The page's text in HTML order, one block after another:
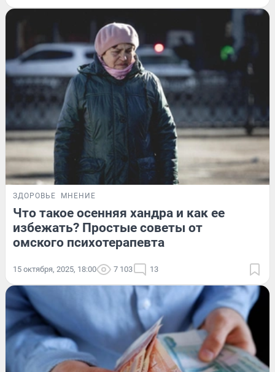
ЗДОРОВЬЕ МНЕНИЕ
Что такое осенняя хандра и как ее
избежать? Простые советы от
омского психотерапевта
15 октября, 2025, 18:00 7 103 13